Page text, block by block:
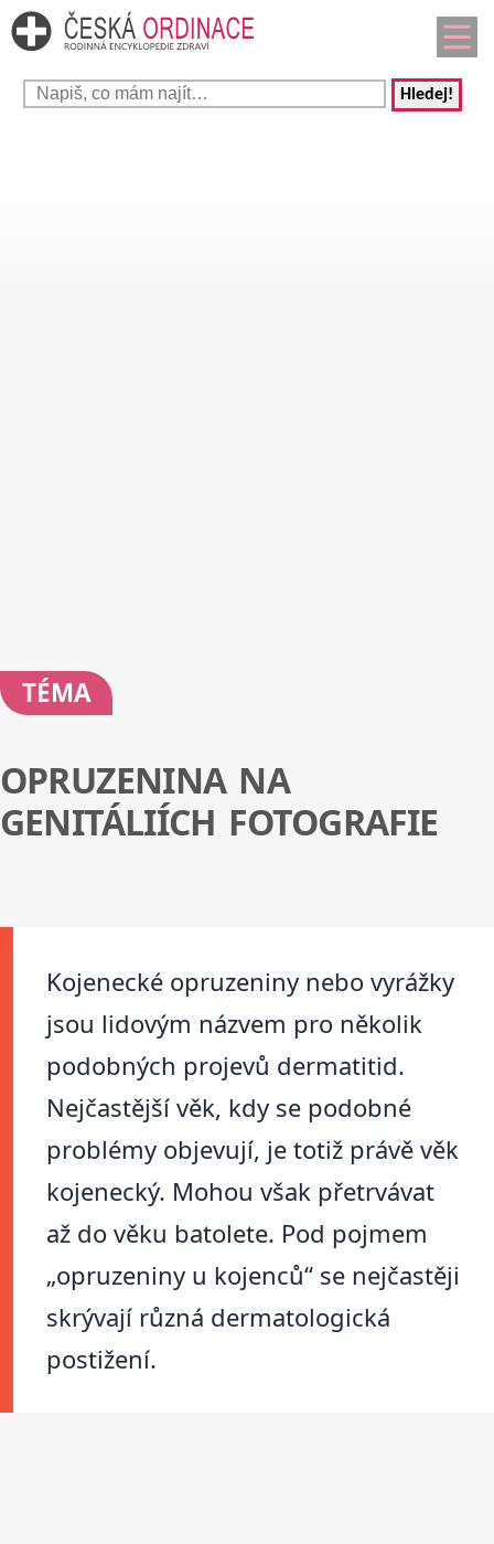
Hledej!
TÉMA
OPRUZENINA NA
GENITÁLIÍCH FOTOGRAFIE
Kojenecké opruzeniny nebo vyrážky
jsou lidovým názvem pro několik
podobných projevů dermatitid.
Nejčastější věk, kdy se podobné
problémy objevují, je totiž právě věk
kojenecký. Mohou však přetrvávat
až do věku batolete. Pod pojmem
„opruzeniny u kojenců“ se nejčastěji
skrývají různá dermatologická
postižení.